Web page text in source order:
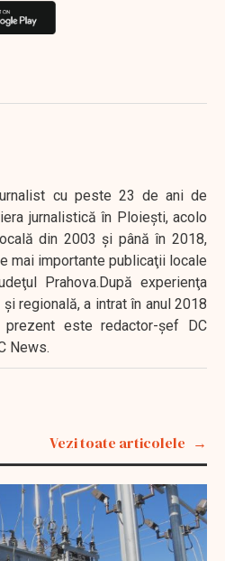
cu peste 23 de ani de
jurnalistică în Ploieşti, acolo
din 2003 şi până în 2018,
mai importante publicaţii locale
Prahova.După experienţa
regională, a intrat în anul 2018
este redactor-şef DC
News.
Vezi toate articolele